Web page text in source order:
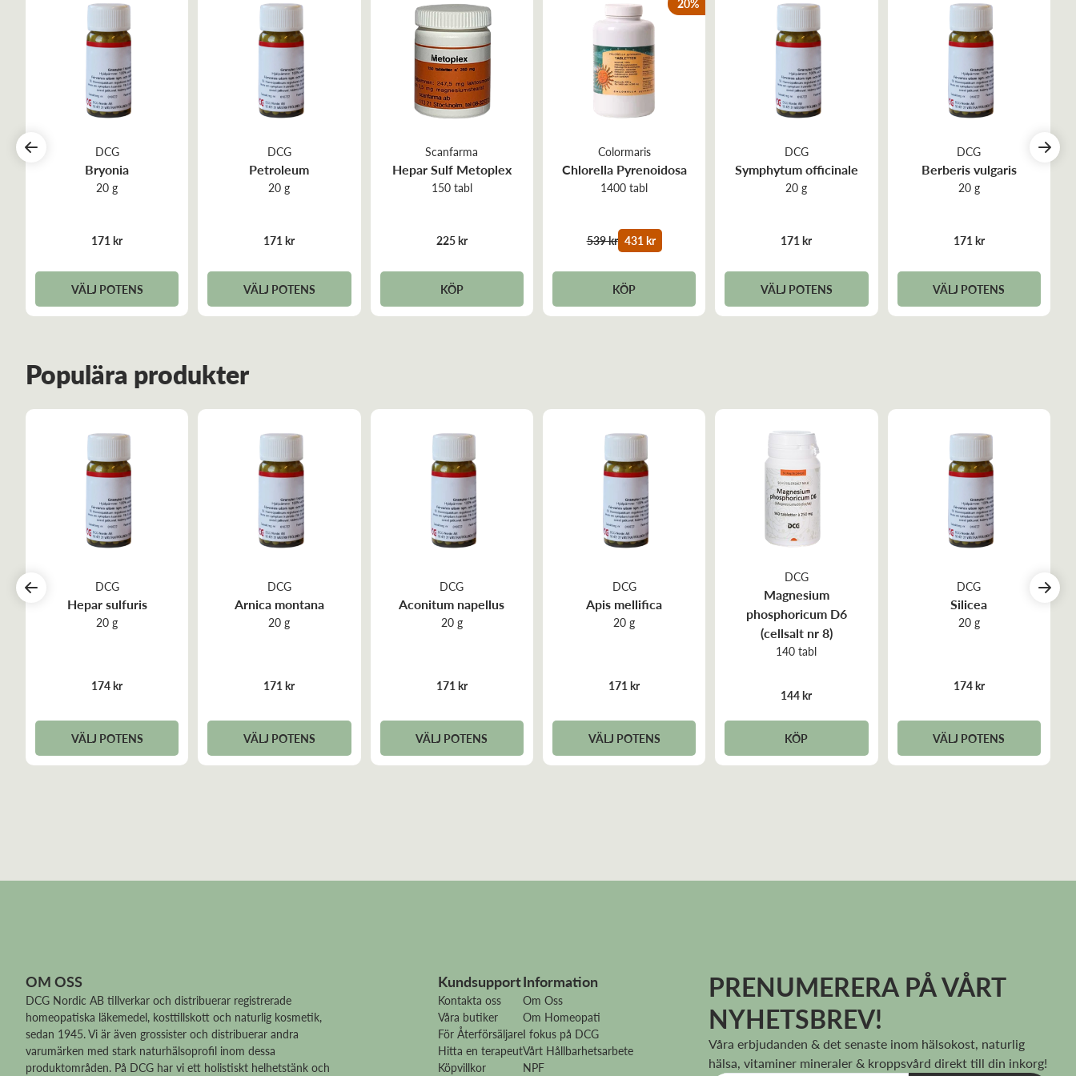
DCG
Bryonia
20 g
171 kr
VÄLJ POTENS
DCG
Petroleum
20 g
171 kr
VÄLJ POTENS
Scanfarma
Hepar Sulf Metoplex
150 tabl
225 kr
KÖP
Colormaris
Chlorella Pyrenoidosa
1400 tabl
539 kr 431 kr
KÖP
DCG
Symphytum officinale
20 g
171 kr
VÄLJ POTENS
DCG
Berberis vulgaris
20 g
171 kr
VÄLJ POTENS
Populära produkter
DCG
Hepar sulfuris
20 g
174 kr
VÄLJ POTENS
DCG
Arnica montana
20 g
171 kr
VÄLJ POTENS
DCG
Aconitum napellus
20 g
171 kr
VÄLJ POTENS
DCG
Apis mellifica
20 g
171 kr
VÄLJ POTENS
DCG
Magnesium
phosphoricum D6
(cellsalt nr 8)
140 tabl
144 kr
KÖP
DCG
Silicea
20 g
174 kr
VÄLJ POTENS
OM OSS
DCG Nordic AB tillverkar och distribuerar registrerade
homeopatiska läkemedel, kosttillskott och naturlig kosmetik,
sedan 1945. Vi är även grossister och distribuerar andra
varumärken med stark naturhälsoprofil inom dessa
produktområden. På DCG har vi ett holistiskt helhetstänk och
Kundsupport
Kontakta oss
Våra butiker
För Återförsäljare
Hitta en terapeut
Köpvillkor
Information
Om Oss
Om Homeopati
I fokus på DCG
Vårt Hållbarhetsarbete
NPF
PRENUMERERA PÅ VÅRT
NYHETSBREV!
Våra erbjudanden & det senaste inom hälsokost, naturlig
hälsa, vitaminer mineraler & kroppsvård direkt till din inkorg!